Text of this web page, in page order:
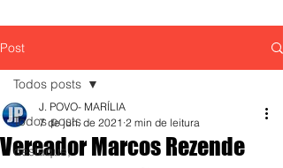
Post
Todos posts
destaque,
Todos posts
Vereador Marcos Rezende
J. POVO- MARÍLIA
7 de jun. de 2021 2 min de leitura